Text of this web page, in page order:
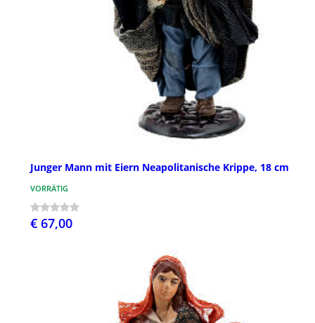
Junger Mann mit Eiern Neapolitanische Krippe, 18 cm
VORRÄTIG
€ 67,00